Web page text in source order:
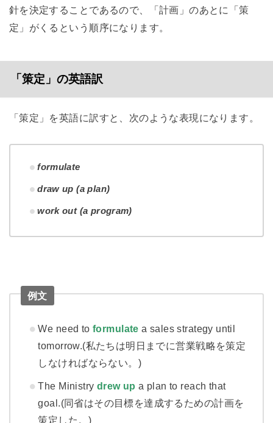
針を決定することであるので、「計画」のあとに「策
定」がくるという順序になります。
「策定」の英語訳
「策定」を英語に訳すと、次のような表現になります。
formulate
draw up (a plan)
work out (a program)
例文
We need toformulate a sales strategy until
tomorrow.(私たちは明日までに営業戦略を策定
しなければならない。)
The Ministry drew up a plan to reach that
goal.(同省はその目標を達成するための計画を
策定した。)